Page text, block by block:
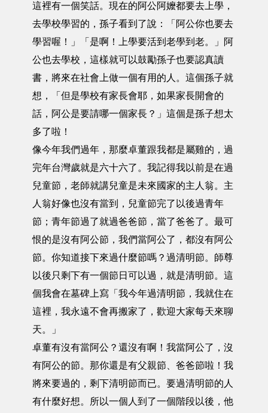
這裡有一個笑話。現在的阿公阿嬤都要去上學，
去學校學習的，孫子看到了說：「阿公你也要去
學習喔！」「是啊！上學要活到老學到老。」阿
公也去學校，這樣就可以鼓勵孫子也要認真讀
書，將來在社會上做一個有用的人。這個孫子就
想，「但是學校有家長會耶，如果家長開會的
話，阿公是要請哪一個家長？」這個是孫子想太
多了啦！
像今年我們過年，那麼卓董跟我都是屬雞的，過
完年台灣歲就是六十六了。我記得我以前是在過
兒童節，老師就講兒童是未來國家的主人翁。主
人翁好像也沒有當到，兒童節完了以後過青年
節；青年節過了就過爸爸節，當了爸爸了。最可
恨的是沒有阿公節，我們當阿公了，都沒有阿公
節。你知道接下來過什麼節嗎？過清明節。師尊
以後只剩下有一個節日可以過，就是清明節。這
個我會在墓碑上寫「我今年過清明節，我就住在
這裡，我永遠不會再搬家了，歡迎大家每天來聊
天。」
卓董有沒有當阿公？還沒有啊！我當阿公了，沒
有阿公的節。那你還是有父親節、爸爸節啦！我
將來要過的，剩下清明節而已。要過清明節的人
有什麼好想。所以一個人到了一個階段以後，他